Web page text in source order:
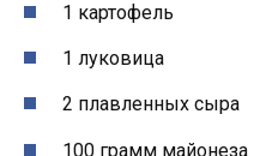
1 картофель
1 луковица
2 плавленных сыра
100 грамм майонеза